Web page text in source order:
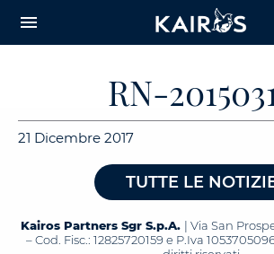
CONTENT
menu
RN-
21 Dicembre 2017
TUTTE LE
Kairos Partners Sgr S.p.A. | Via San
– Cod. Fisc.: 12825720159 e P.Iva